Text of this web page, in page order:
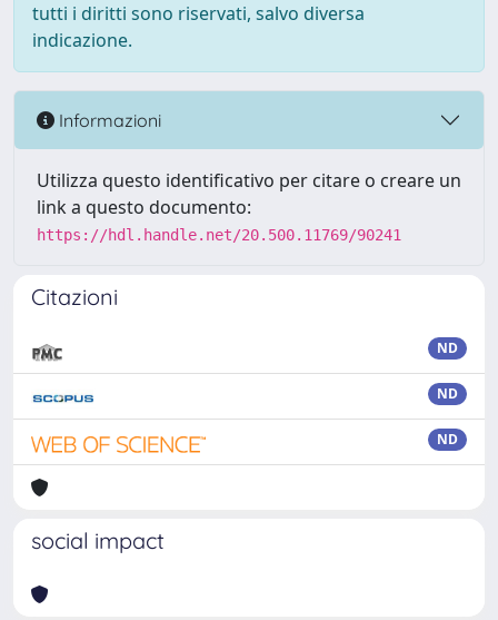
tutti i diritti sono riservati, salvo diversa
indicazione.
Informazioni
Utilizza questo identificativo per citare o creare un
link a questo documento:
https://hdl.handle.net/20.500.11769/90241
Citazioni
ND
ND
ND
social impact